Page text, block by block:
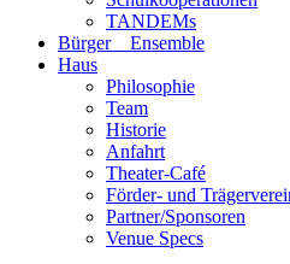
TANDEMs
Bürger__Ensemble
Haus
Philosophie
Team
Historie
Anfahrt
Theater-Café
Förder- und
Partner/Sponsoren
Venue Specs